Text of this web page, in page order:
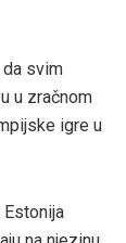
svim
u zračnom
igre u